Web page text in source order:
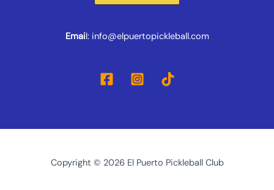
Email: info@elpuertopickleball.com
Copyright © 2026 El Puerto Pickleball Club